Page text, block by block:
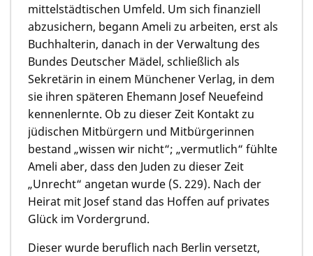
mittelstädtischen Umfeld. Um sich finanziell
abzusichern, begann Ameli zu arbeiten, erst als
Buchhalterin, danach in der Verwaltung des
Bundes Deutscher Mädel, schließlich als
Sekretärin in einem Münchener Verlag, in dem
sie ihren späteren Ehemann Josef Neuefeind
kennenlernte. Ob zu dieser Zeit Kontakt zu
jüdischen Mitbürgern und Mitbürgerinnen
bestand „wissen wir nicht“; „vermutlich“ fühlte
Ameli aber, dass den Juden zu dieser Zeit
„Unrecht“ angetan wurde (S. 229). Nach der
Heirat mit Josef stand das Hoffen auf privates
Glück im Vordergrund.
Dieser wurde beruflich nach Berlin versetzt,